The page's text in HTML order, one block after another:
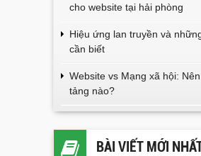
cho website tại hải phòng
Hiệu ứng lan truyền và
cần biết
Website vs Mạng xã hội:
tảng nào?
BÀI VIẾT MỚI